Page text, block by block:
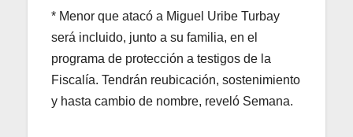
* Menor que atacó a Miguel Uribe Turbay
será incluido, junto a su familia, en el
programa de protección a testigos de la
Fiscalía. Tendrán reubicación, sostenimiento
y hasta cambio de nombre, reveló Semana.